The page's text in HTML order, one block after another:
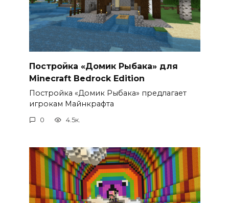
Постройка «Домик Рыбака» для
Minecraft Bedrock Edition
Постройка «Домик Рыбака» предлагает
игрокам Майнкрафта
0 4.5к.